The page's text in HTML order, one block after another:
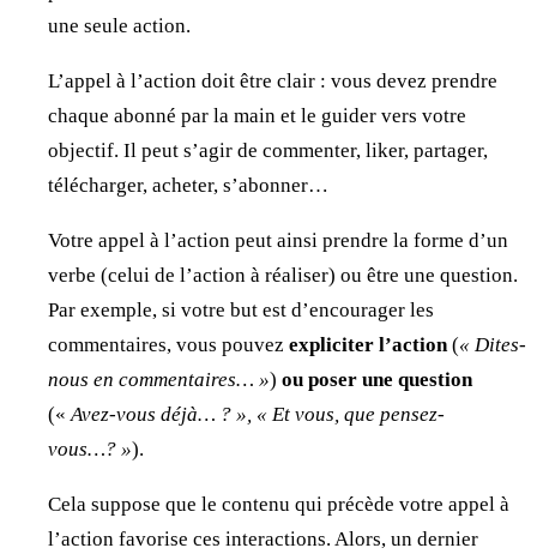
une seule action.
L’appel à l’action doit être clair : vous devez prendre
chaque abonné par la main et le guider vers votre
objectif. Il peut s’agir de commenter, liker, partager,
télécharger, acheter, s’abonner…
Votre appel à l’action peut ainsi prendre la forme d’un
verbe (celui de l’action à réaliser) ou être une question.
Par exemple, si votre but est d’encourager les
commentaires, vous pouvez expliciter l’action(« Dites-
nous en commentaires… ») ou poser une question
(«Avez-vous déjà… ? », « Et vous, que pensez-
vous…? »).
Cela suppose que le contenu qui précède votre appel à
l’action favorise ces interactions. Alors, un dernier